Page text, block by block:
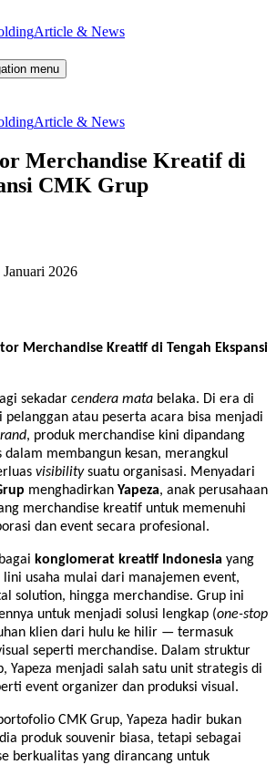
Article & News
menu
Article & News
Merchandise Kreatif di
CMK Grup
Januari 2026
Merchandise Kreatif di Tengah Ekspansi
sekadar cendera mata belaka. Di era di
pelanggan atau peserta acara bisa menjadi
, produk merchandise kini dipandang
membangun kesan, merangkul
visibilitysuatu organisasi. Menyadari
menghadirkan Yapeza, anak perusahaan
merchandise kreatif untuk memenuhi
dan event secara profesional.
konglomerat kreatif Indonesia yang
usaha mulai dari manajemen event,
solution, hingga merchandise. Grup ini
untuk menjadi solusi lengkap (one-stop
klien dari hulu ke hilir — termasuk
seperti merchandise. Dalam struktur
Yapeza menjadi salah satu unit strategis di
event organizer dan produksi visual.
CMK Grup, Yapeza hadir bukan
produk souvenir biasa, tetapi sebagai
berkualitas yang dirancang untuk